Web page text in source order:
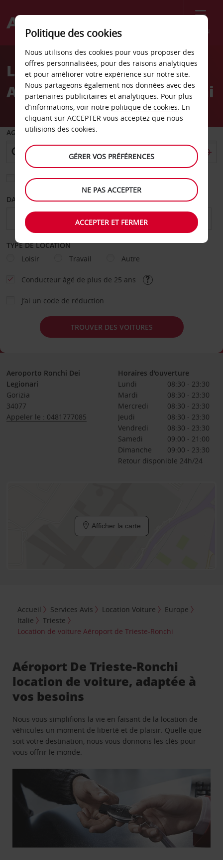
Menu
Welcome
AvisLocation de voiture
Aéroport de Trieste-Ronchi
AGENCE DE DÉPART
Sélectionnez une autre agence de retour
DATE DE DÉPART DATE DE RETOUR
TYPE DE LOCATION
Loisir
Travail Autre
Conducteur âgé de plus de 25 ans
J’ai un code de réduction
TROUVER DES VOITURES
Aeroporto Ronchi Dei
Legionari
Gorizia
34077
Appeler le : 0481777085
Horaires d'ouverture
Lundi
08:30 - 23:30
Mardi
08:30 - 23:30
Mercredi
08:30 - 23:30
Jeudi
08:30 - 23:30
Vendredi
08:30 - 23:30
Samedi
09:00 - 21:00
Dimanche
09:00 - 23:30
Retour disponible 24h/24
Afficher la carte
Accueil Services Avis Location Voiture
Europe
Italie
Trieste
Location de voiture Aéroport de Trieste-Ronchi
Aéroport De Trieste-Ronchi
location de voiture, adaptée à
vos besoins
Nous vous simplifions la vie en faisant de la location de
véhicules un moment de liberté et de plaisir. Quelle que
soit votre destination, nous vous donnons les clés pour
vous offrir le monde.
Politique des cookies
Nous utilisons des cookies pour vous proposer des
offres personnalisées, pour des raisons analytiques
et pour améliorer votre expérience sur notre site.
Nous partageons également nos données avec des
partenaires publicitaires et analytiques. Pour plus
d’informations, voir notre politique de cookies. En
cliquant sur ACCEPTER vous acceptez que nous
utilisions des cookies.
GÉRER VOS PRÉFÉRENCES
NE PAS ACCEPTER
ACCEPTER ET FERMER